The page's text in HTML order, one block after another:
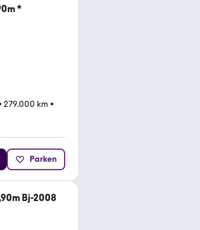
*
279.000 km •
Parken
Bj-2008